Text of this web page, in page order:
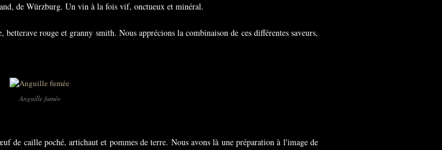
de Würzburg. Un vin à la fois vif, onctueux et minéral.
rouge et granny smith. Nous apprécions la combinaison de ces différentes saveurs,
Anguille fumée
de caille poché, artichaut et pommes de terre. Nous avons là une préparation à l'image de